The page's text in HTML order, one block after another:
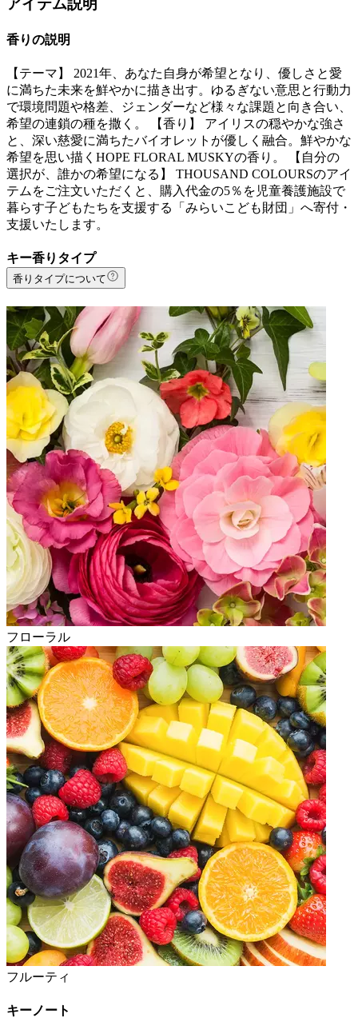
アイテム説明
香りの説明
【テーマ】 2021年、あなた自身が希望となり、優しさと愛
に満ちた未来を鮮やかに描き出す。ゆるぎない意思と行動力
で環境問題や格差、ジェンダーなど様々な課題と向き合い、
希望の連鎖の種を撒く。 【香り】 アイリスの穏やかな強さ
と、深い慈愛に満ちたバイオレットが優しく融合。鮮やかな
希望を思い描くHOPE FLORAL MUSKYの香り。 【自分の
選択が、誰かの希望になる】 THOUSAND COLOURSのアイ
テムをご注文いただくと、購入代金の5％を児童養護施設で
暮らす子どもたちを支援する「みらいこども財団」へ寄付・
支援いたします。
キー香りタイプ
香りタイプについて
フローラル
フルーティ
キーノート